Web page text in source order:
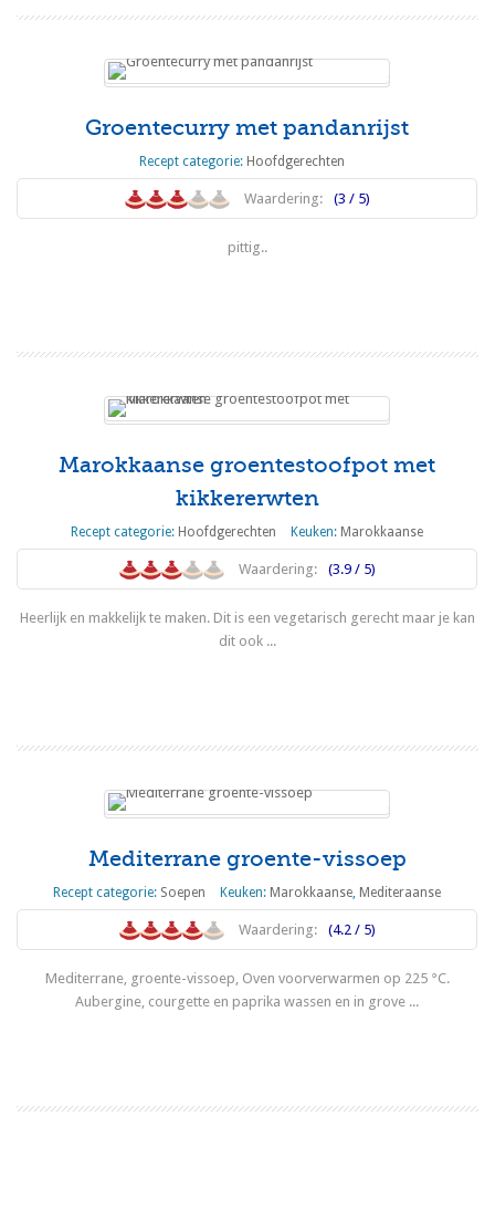
Groentecurry met pandanrijst
Recept categorie: Hoofdgerechten
Waardering: (3 / 5)
pittig..
Marokkaanse groentestoofpot met
kikkererwten
Recept categorie: Hoofdgerechten Keuken: Marokkaanse
Waardering: (3.9 / 5)
Heerlijk en makkelijk te maken. Dit is een vegetarisch gerecht maar je kan
dit ook ...
Mediterrane groente-vissoep
Recept categorie: Soepen Keuken: Marokkaanse, Mediteraanse
Waardering: (4.2 / 5)
Mediterrane, groente-vissoep, Oven voorverwarmen op 225 °C.
Aubergine, courgette en paprika wassen en in grove ...